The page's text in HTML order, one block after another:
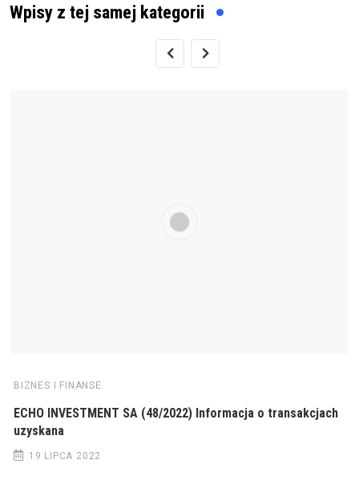
Wpisy z tej samej kategorii
BIZNES I FINANSE
ECHO INVESTMENT SA (48/2022) Informacja o transakcjach
uzyskana
19 LIPCA 2022